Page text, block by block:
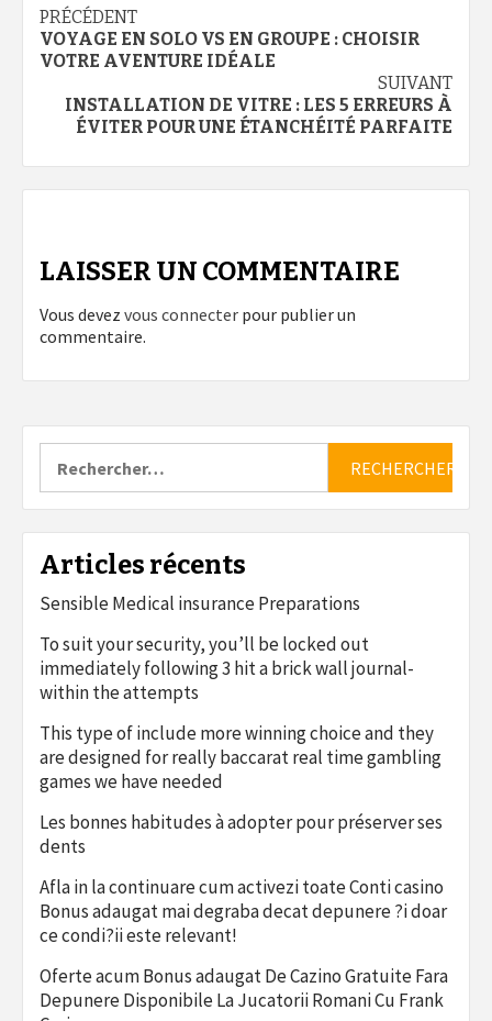
Navigation
d’article
PRÉCÉDENT
VOYAGE EN SOLO VS EN GROUPE : CHOISIR
VOTRE AVENTURE IDÉALE
SUIVANT
INSTALLATION DE VITRE : LES 5 ERREURS À
ÉVITER POUR UNE ÉTANCHÉITÉ PARFAITE
LAISSER UN COMMENTAIRE
Vous devez vous connecter pour publier un
commentaire.
Articles récents
Sensible Medical insurance Preparations
To suit your security, you’ll be locked out
immediately following 3 hit a brick wall journal-
within the attempts
This type of include more winning choice and they
are designed for really baccarat real time gambling
games we have needed
Les bonnes habitudes à adopter pour préserver ses
dents
Afla in la continuare cum activezi toate Conti casino
Bonus adaugat mai degraba decat depunere ?i doar
ce condi?ii este relevant!
Oferte acum Bonus adaugat De Cazino Gratuite Fara
Depunere Disponibile La Jucatorii Romani Cu Frank